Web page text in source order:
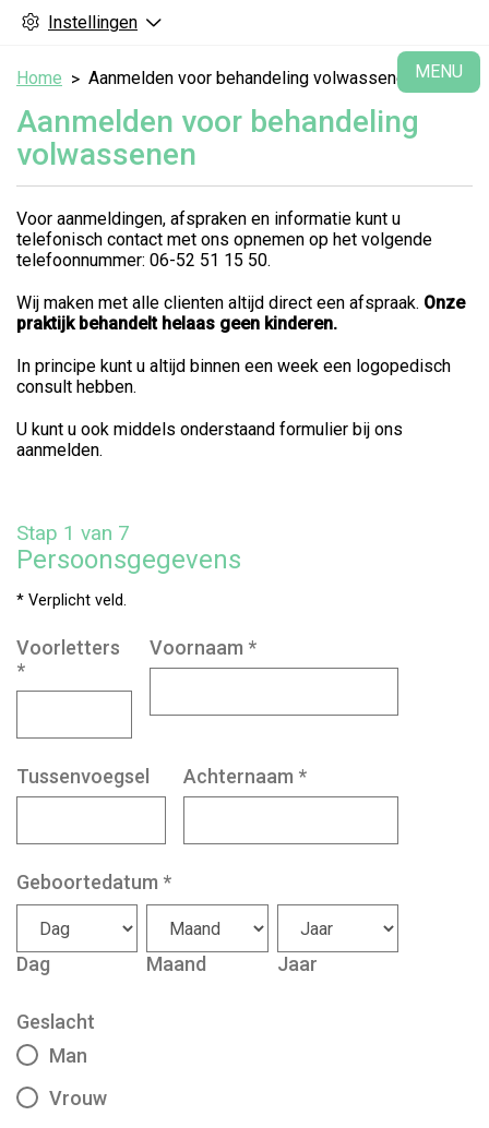
Instellingen
MENU
Home Aanmelden voor behandeling volwassenen
Aanmelden voor behandeling
volwassenen
Voor aanmeldingen, afspraken en informatie kunt u
telefonisch contact met ons opnemen op het volgende
telefoonnummer: 06-52 51 15 50.
Wij maken met alle clienten altijd direct een afspraak. Onze
praktijk behandelt helaas geen kinderen.
In principe kunt u altijd binnen een week een logopedisch
consult hebben.
U kunt u ook middels onderstaand formulier bij ons
aanmelden.
Stap 1 van 7
Persoonsgegevens
* Verplicht veld.
Voorletters
*
Voornaam *
Tussenvoegsel Achternaam *
Geboortedatum *
Dag Maand Jaar
Geslacht
Man
Vrouw